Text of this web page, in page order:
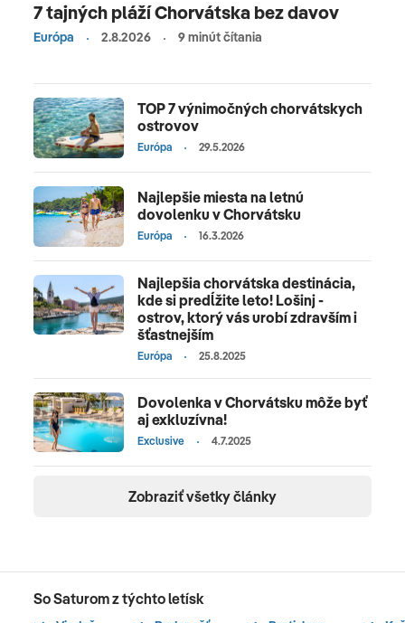
7 tajných pláží Chorvátska bez davov
Európa 2.8.2026 9 minút čítania
TOP 7 výnimočných chorvátskych
ostrovov
Európa 29.5.2026
Najlepšie miesta na letnú
dovolenku v Chorvátsku
Európa 16.3.2026
Najlepšia chorvátska destinácia,
kde si predĺžite leto! Lošinj -
ostrov, ktorý vás urobí zdravším i
šťastnejším
Európa 25.8.2025
Dovolenka v Chorvátsku môže byť
aj exkluzívna!
Exclusive 4.7.2025
Zobraziť všetky články
So Saturom z týchto letísk